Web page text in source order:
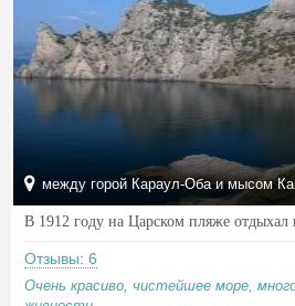
между горой Караул-Оба и мысом
В 1912 году на Царском пляже
Отзывы: 6
Очень красиво, чистейшее море,